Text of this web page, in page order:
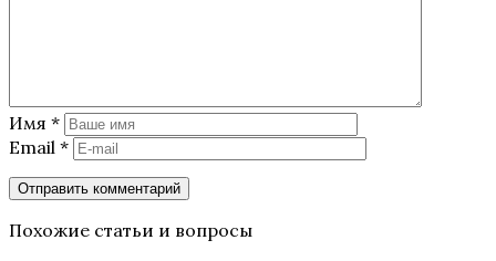
Имя *
Email *
Похожие статьи и вопросы